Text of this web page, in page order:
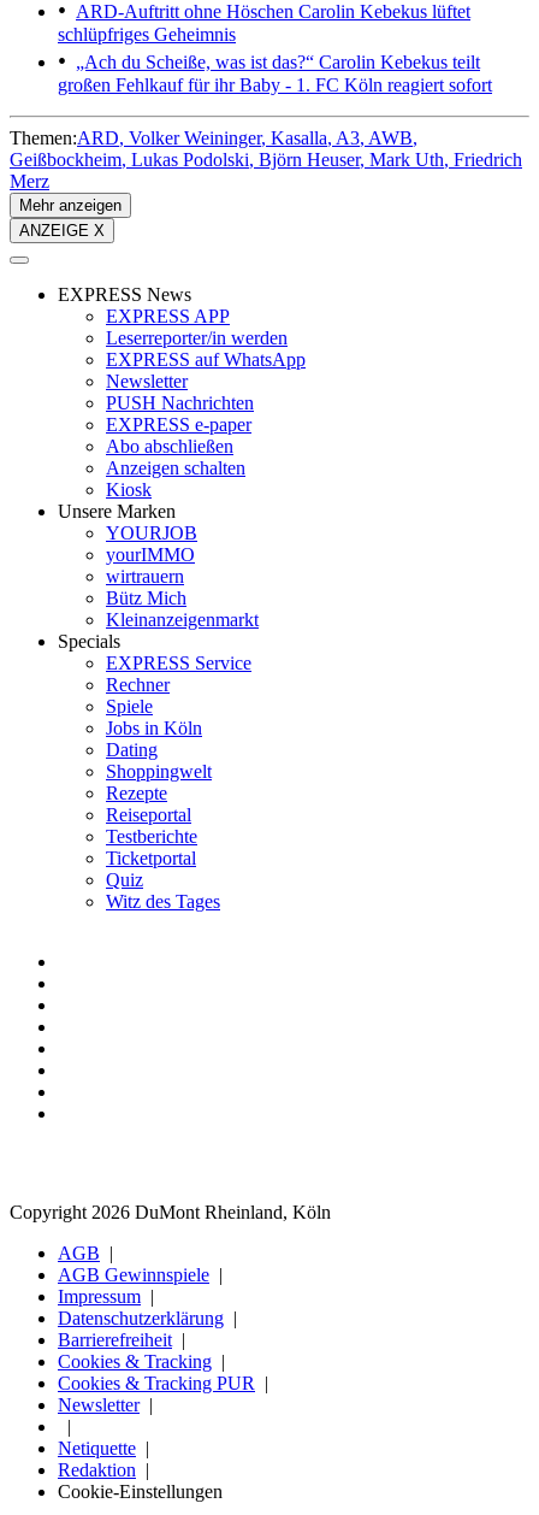
ARD-Auftritt ohne Höschen Carolin Kebekus lüftet
schlüpfriges Geheimnis
„Ach du Scheiße, was ist das?“ Carolin Kebekus teilt
großen Fehlkauf für ihr Baby - 1. FC Köln reagiert sofort
Themen:ARD Volker Weininger Kasalla A3 AWB
Geißbockheim Lukas Podolski Björn Heuser Mark Uth Friedrich
Merz
Mehr anzeigen
ANZEIGE X
EXPRESS News
EXPRESS APP
Leserreporter/in werden
EXPRESS auf WhatsApp
Newsletter
PUSH Nachrichten
EXPRESS e-paper
Abo abschließen
Anzeigen schalten
Kiosk
Unsere Marken
YOURJOB
yourIMMO
wirtrauern
Bütz Mich
Kleinanzeigenmarkt
Specials
EXPRESS Service
Rechner
Spiele
Jobs in Köln
Dating
Shoppingwelt
Rezepte
Reiseportal
Testberichte
Ticketportal
Quiz
Witz des Tages
Copyright 2026 DuMont Rheinland, Köln
AGB
AGB Gewinnspiele
Impressum
Datenschutzerklärung
Barrierefreiheit
Cookies & Tracking
Cookies & Tracking PUR
Newsletter
Netiquette
Redaktion
Cookie-Einstellungen